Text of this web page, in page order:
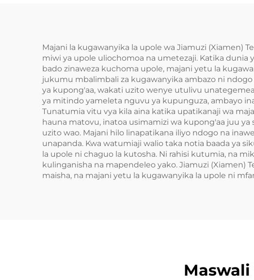
Majani la kugawanyika la upole wa Jiamuzi (Xiamen)
miwi ya upole uliochomoa na umetezaji. Katika dunia
bado zinaweza kuchoma upole, majani yetu la
jukumu mbalimbali za kugawanyika ambazo ni
ya kupong'aa, wakati uzito wenye utulivu
ya mitindo yameleta nguvu ya kupunguza, ambayo
Tunatumia vitu vya kila aina katika upatikanaji wa
hauna matovu, inatoa usimamizi wa kupong'aa juu
uzito wao. Majani hilo linapatikana iliyo ndogo na
unapanda. Kwa watumiaji walio taka notia baada ya
la upole ni chaguo la kutosha. Ni rahisi kutumia, na
kulinganisha na mapendeleo yako. Jiamuzi (Xiamen)
maisha, na majani yetu la kugawanyika la upole ni